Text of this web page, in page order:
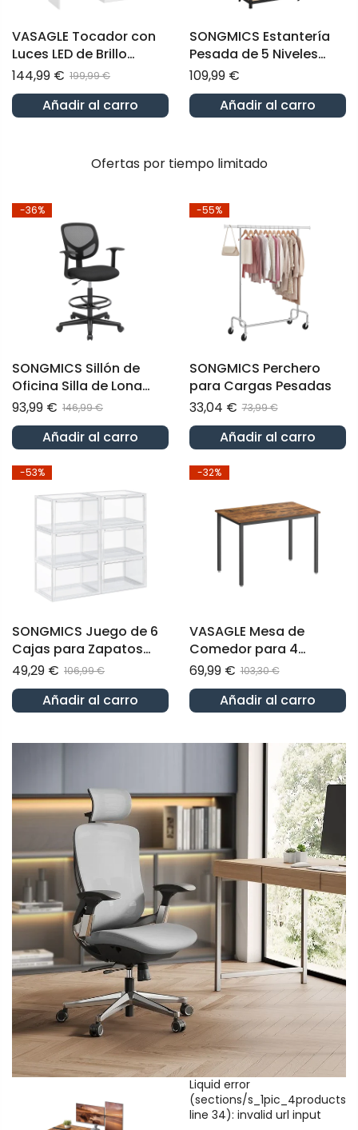
VASAGLE Tocador con
Luces LED de Brillo
Ajustable Blanco Nube
144,99 € 199,99 €
Añadir al carro
SONGMICS Estantería
Pesada de 5 Niveles
Estantería de Acero
109,99 €
Añadir al carro
Ofertas por tiempo limitado
-36%
SONGMICS Sillón de
Oficina Silla de Lona
Taburete con
reposapiés Silla para
Oficina
93,99 € 146,99 €
Añadir al carro
-55%
SONGMICS Perchero
para Cargas Pesadas
33,04 € 73,99 €
Añadir al carro
-53%
SONGMICS Juego de 6
Cajas para Zapatos
Cajas Apilables de
Plástico Transparente
49,29 € 106,99 €
Añadir al carro
-32%
VASAGLE Mesa de
Comedor para 4
Personas Rústico
Marrón y Negro
69,99 € 103,30 €
Añadir al carro
Liquid error
(sections/s_1pic_4products
line 34): invalid url input